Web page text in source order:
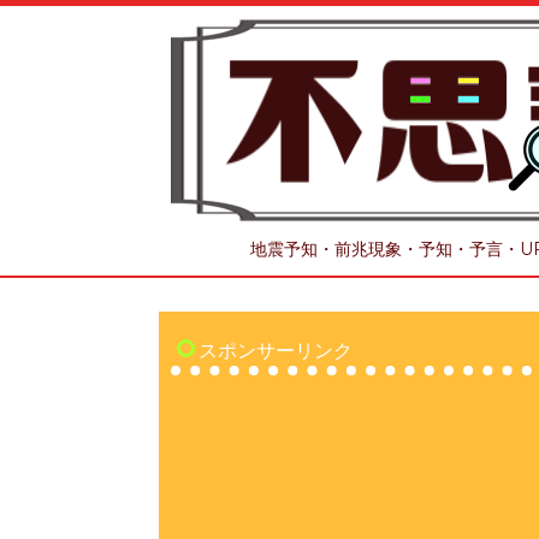
地震予知・前兆現象・予知・予言・
スポンサーリンク